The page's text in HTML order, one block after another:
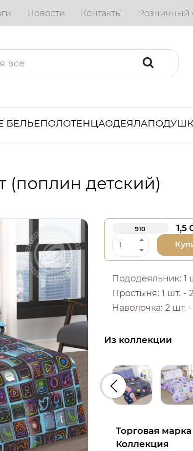
Новости Контакты Розничный
БЕЛЬЕПОЛОТЕНЦАОДЕЯЛА
(поплин детский)
910 1,5
Пододеяльник: 1
Простыня: 1 шт. -
Наволочка: 2 шт.
Из коллекции
Предыдущий
Торговая марка
Коллекция